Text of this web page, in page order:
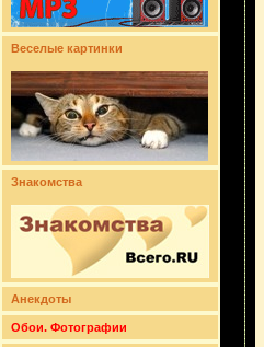
Веселые картинки
Знакомства
Анекдоты
Обои. Фотографии